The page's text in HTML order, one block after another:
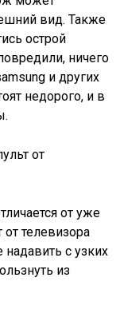
вид. Также
острой
ничего
и других
недорого, и в
от
от уже
телевизора
надавить с узких
из